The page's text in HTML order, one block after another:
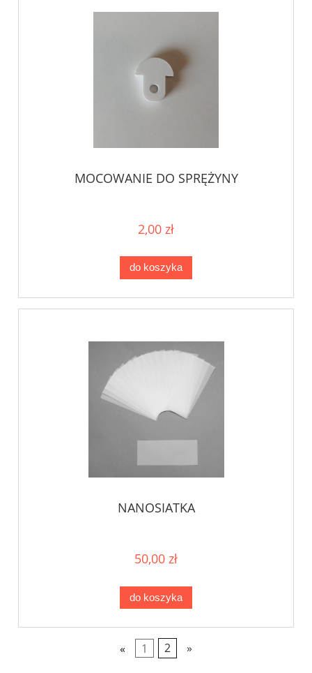
MOCOWANIE DO SPRĘŻYNY
2,00 zł
do koszyka
NANOSIATKA
50,00 zł
do koszyka
« 1 2 »